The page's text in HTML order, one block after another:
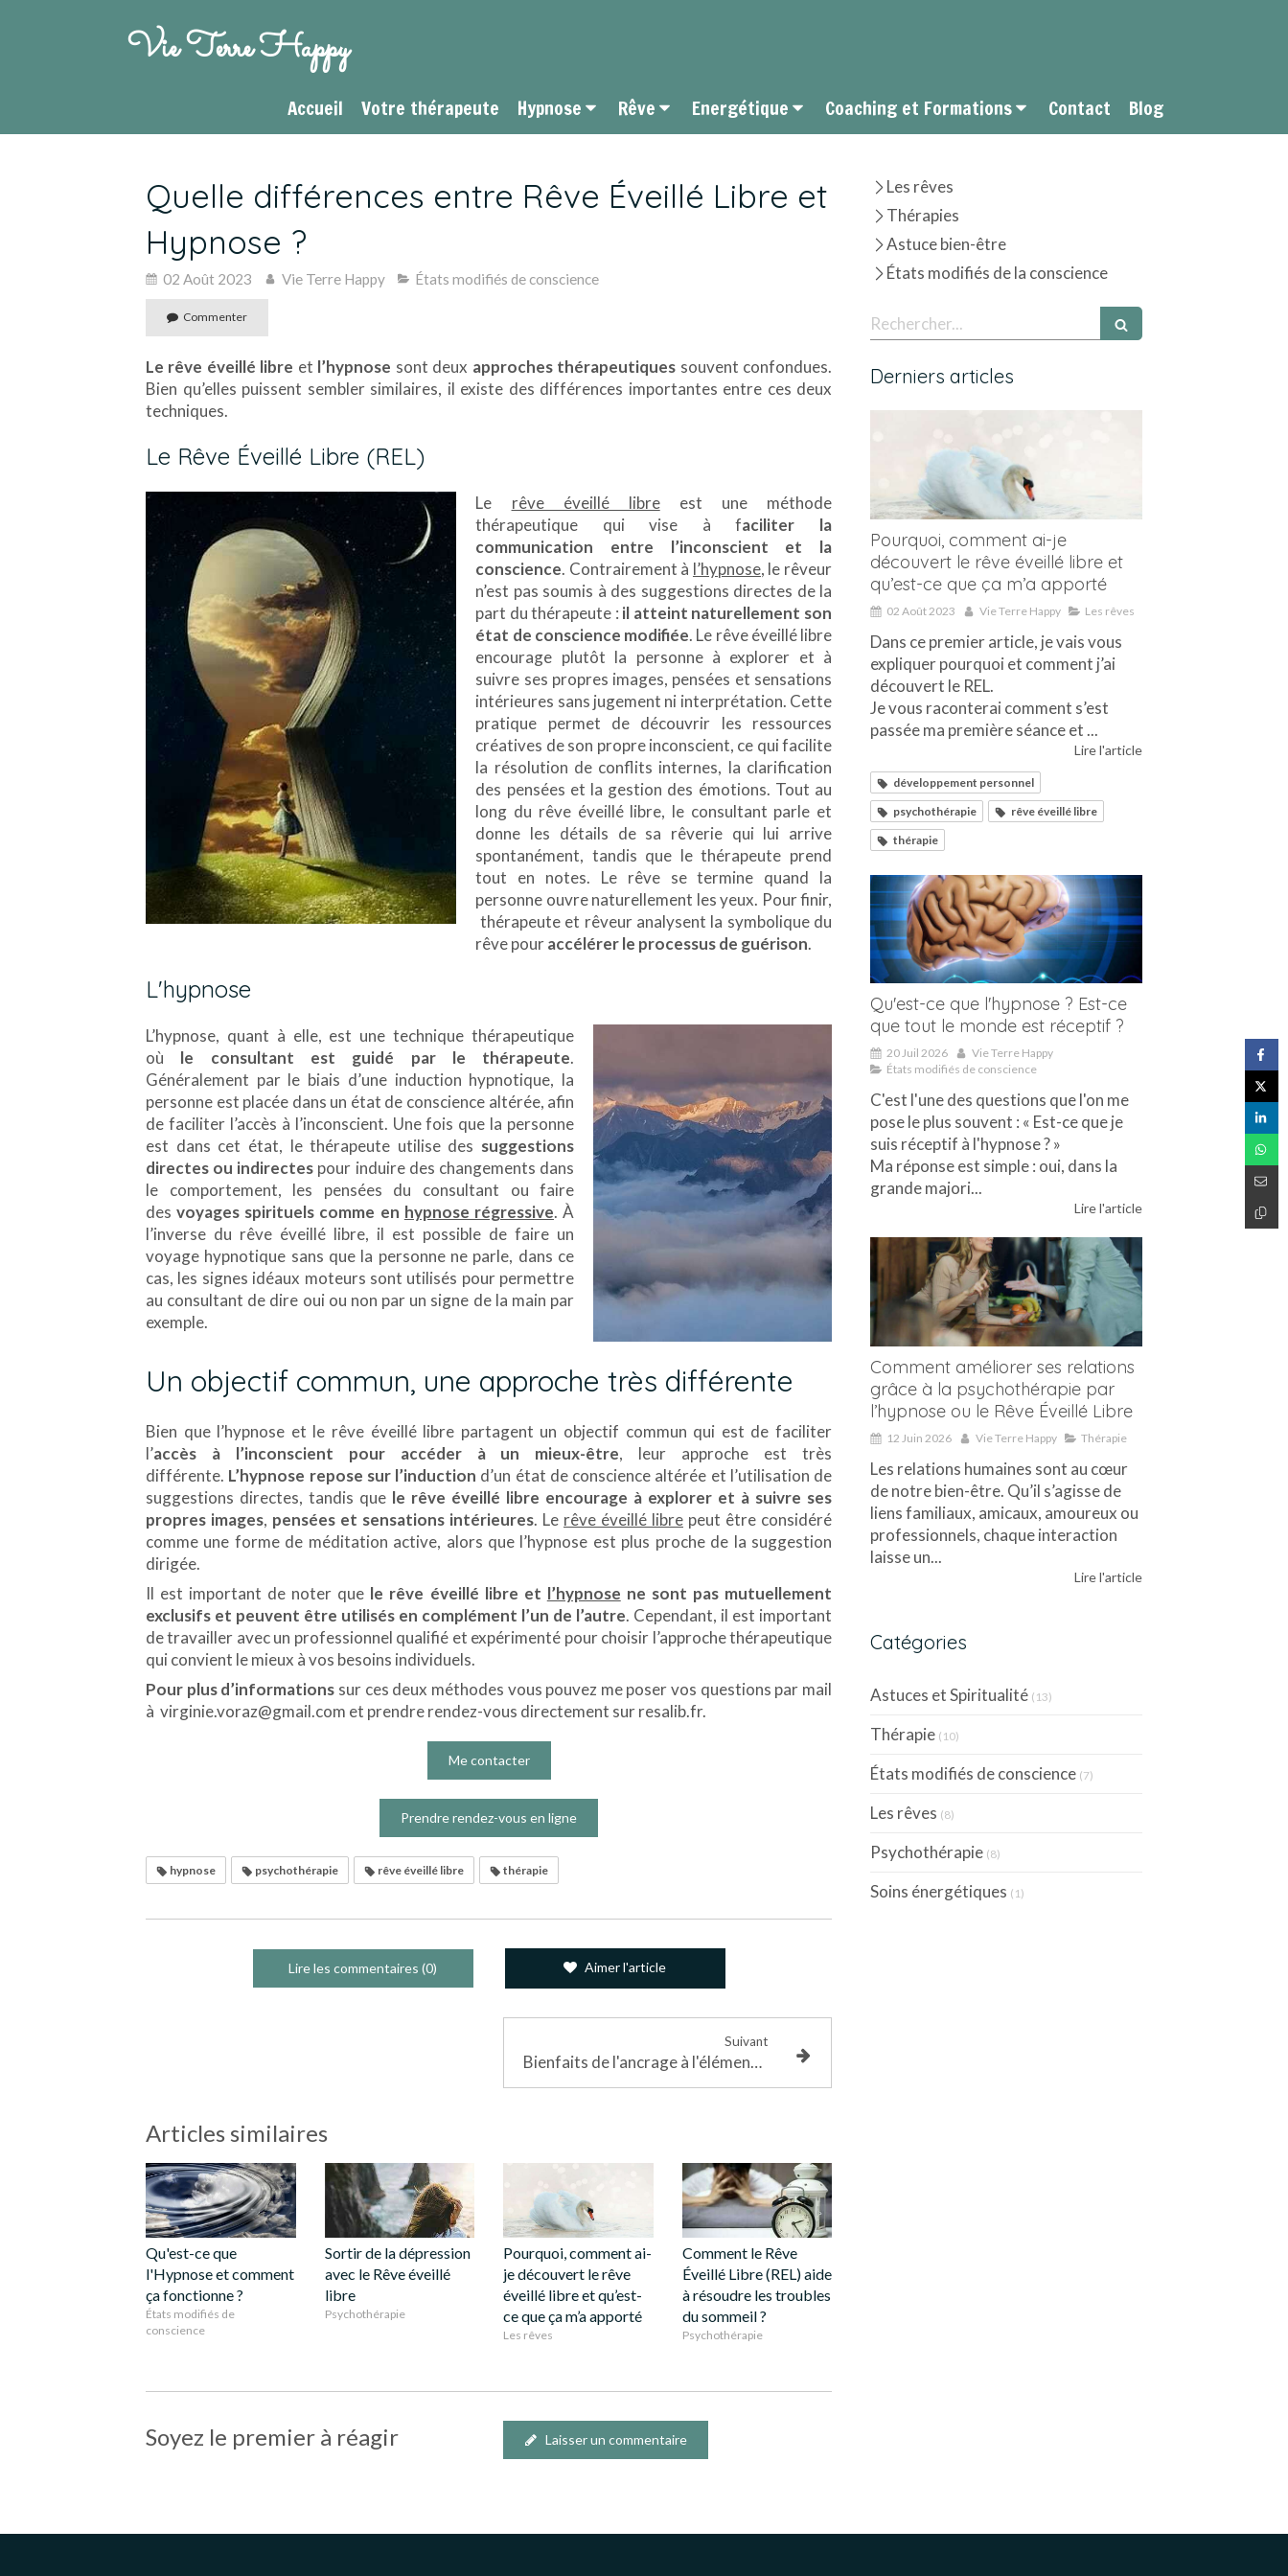
Vie Terre Happy
Accueil Votre thérapeute Hypnose Rêve Energétique Coaching et Formations Contact Blog
Quelle différences entre Rêve Éveillé Libre et
Hypnose ?
02 Août 2023 Vie Terre Happy États modifiés de conscience
Commenter
Le rêve éveillé libre et l’hypnose sont deux approches thérapeutiques souvent confondues.
Bien qu’elles puissent sembler similaires, il existe des différences importantes entre ces deux
techniques.
Le Rêve Éveillé Libre (REL)
Le rêve éveillé libreest une méthode
thérapeutique qui vise à faciliter la
communication entre l’inconscient et la
conscience. Contrairement à l’hypnose, le rêveur
n’est pas soumis à des suggestions directes de la
part du thérapeute : il atteint naturellement son
état de conscience modifiée. Le rêve éveillé libre
encourage plutôt la personne à explorer et à
suivre ses propres images, pensées et sensations
intérieures sans jugement ni interprétation. Cette
pratique permet de découvrir les ressources
créatives de son propre inconscient, ce qui facilite
la résolution de conflits internes, la clarification
des pensées et la gestion des émotions. Tout au
long du rêve éveillé libre, le consultant parle et
donne les détails de sa rêverie qui lui arrive
spontanément, tandis que le thérapeute prend
tout en notes. Le rêve se termine quand la
personne ouvre naturellement les yeux. Pour finir,
thérapeute et rêveur analysent la symbolique du
rêve pouraccélérer le processus de guérison.
L'hypnose
L’hypnose, quant à elle, est une technique thérapeutique
où le consultant est guidé par le thérapeute.
Généralement par le biais d’une induction hypnotique, la
personne est placée dans un état de conscience altérée, afin
de faciliter l’accès à l’inconscient. Une fois que la personne
est dans cet état, le thérapeute utilise des suggestions
directes ou indirectes pour induire des changements dans
le comportement, les pensées du consultant ou faire
desvoyages spirituels comme en hypnose régressive. À
l’inverse du rêve éveillé libre, il est possible de faire un
voyage hypnotique sans que la personne ne parle, dans ce
cas, les signes idéaux moteurs sont utilisés pour permettre
au consultant de dire oui ou non par un signe de la main par
exemple.
Un objectif commun, une approche très différente
Bien que l’hypnose et le rêve éveillé libre partagent un objectif commun qui est de faciliter
l’accès à l’inconscient pour accéder à un mieux-être, leur approche est très
différente. L’hypnose repose sur l’induction d’un état de conscience altérée et l’utilisation de
suggestions directes, tandis que le rêve éveillé libre encourage à explorer et à suivre ses
propres images, pensées et sensations intérieures. Le rêve éveillé libre peut être considéré
comme une forme de méditation active, alors que l’hypnose est plus proche de la suggestion
dirigée.
Il est important de noter que le rêve éveillé libre et l’hypnose ne sont pas mutuellement
exclusifs et peuvent être utilisés en complément l’un de l’autre. Cependant, il est important
de travailler avec un professionnel qualifié et expérimenté pour choisir l’approche thérapeutique
qui convient le mieux à vos besoins individuels.
Pour plus d’informations sur ces deux méthodes vous pouvez me poser vos questions par mail
à virginie.voraz@gmail.com et prendre rendez-vous directement sur resalib.fr.
Me contacter
Prendre rendez-vous en ligne
hypnose psychothérapie rêve éveillé libre thérapie
Lire les commentaires (0) Aimer l'article
Suivant
Bienfaits de l'ancrage à l'élément Terre
Articles similaires
Qu'est-ce que
l'Hypnose et comment
ça fonctionne ?
États modifiés de
conscience
Sortir de la dépression
avec le Rêve éveillé
libre
Psychothérapie
Pourquoi, comment ai-
je découvert le rêve
éveillé libre et qu’est-
ce que ça m’a apporté
Les rêves
Comment le Rêve
Éveillé Libre (REL) aide
à résoudre les troubles
du sommeil ?
Psychothérapie
Soyez le premier à réagir Laisser un commentaire
Les rêves
Thérapies
Astuce bien-être
États modifiés de la conscience
Rechercher
Derniers articles
Pourquoi, comment ai-je
découvert le rêve éveillé libre et
qu’est-ce que ça m’a apporté
02 Août 2023 Vie Terre Happy Les rêves
Dans ce premier article, je vais vous
expliquer pourquoi et comment j’ai
découvert le REL.
Je vous raconterai comment s’est
passée ma première séance et ...
Lire l'article
développement personnel
psychothérapie
rêve éveillé libre
thérapie
Qu'est-ce que l'hypnose ? Est-ce
que tout le monde est réceptif ?
20 Juil 2026
Vie Terre Happy
États modifiés de conscience
C'est l'une des questions que l'on me
pose le plus souvent : « Est-ce que je
suis réceptif à l'hypnose ? »
Ma réponse est simple : oui, dans la
grande majori...
Lire l'article
Comment améliorer ses relations
grâce à la psychothérapie par
l’hypnose ou le Rêve Éveillé Libre
12 Juin 2026 Vie Terre Happy Thérapie
Les relations humaines sont au cœur
de notre bien-être. Qu’il s’agisse de
liens familiaux, amicaux, amoureux ou
professionnels, chaque interaction
laisse un...
Lire l'article
Catégories
Astuces et Spiritualité (13)
Thérapie (10)
États modifiés de conscience (7)
Les rêves (8)
Psychothérapie (8)
Soins énergétiques (1)